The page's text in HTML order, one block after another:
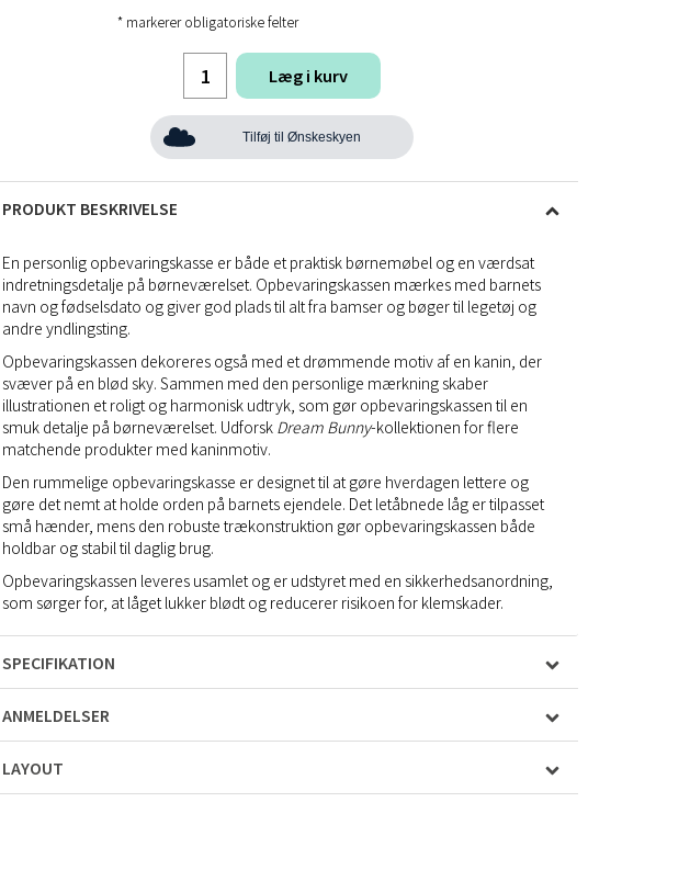
* markerer obligatoriske felter
Læg i kurv
Tilføj til Ønskeskyen
PRODUKT BESKRIVELSE
En personlig opbevaringskasse er både et praktisk børnemøbel og en værdsat
indretningsdetalje på børneværelset. Opbevaringskassen mærkes med barnets
navn og fødselsdato og giver god plads til alt fra bamser og bøger til legetøj og
andre yndlingsting.
Opbevaringskassen dekoreres også med et drømmende motiv af en kanin, der
svæver på en blød sky. Sammen med den personlige mærkning skaber
illustrationen et roligt og harmonisk udtryk, som gør opbevaringskassen til en
smuk detalje på børneværelset. Udforsk Dream Bunny-kollektionen for flere
matchende produkter med kaninmotiv.
Den rummelige opbevaringskasse er designet til at gøre hverdagen lettere og
gøre det nemt at holde orden på barnets ejendele. Det letåbnede låg er tilpasset
små hænder, mens den robuste trækonstruktion gør opbevaringskassen både
holdbar og stabil til daglig brug.
Opbevaringskassen leveres usamlet og er udstyret med en sikkerhedsanordning,
som sørger for, at låget lukker blødt og reducerer risikoen for klemskader.
SPECIFIKATION
ANMELDELSER
LAYOUT